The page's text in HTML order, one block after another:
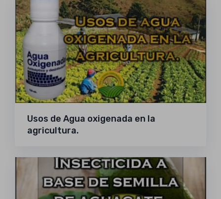
Usos de Agua oxigenada en la
agricultura.